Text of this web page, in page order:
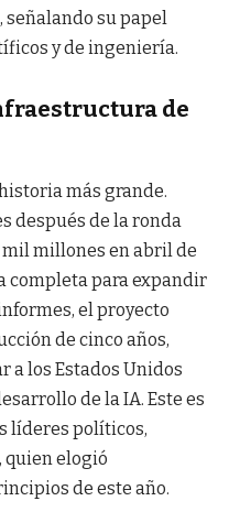
su papel
y de ingeniería.
de
más grande.
después de la ronda
millones en abril de
completa para expandir
el proyecto
de cinco años,
a los Estados Unidos
de la IA. Este es
líderes políticos,
elogió
de este año.